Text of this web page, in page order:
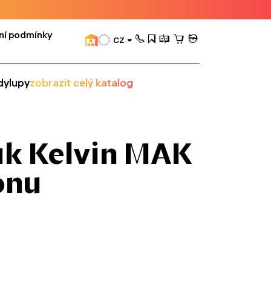
podmínky
CZ
lupyzobrazit celý katalog
Kelvin MAK